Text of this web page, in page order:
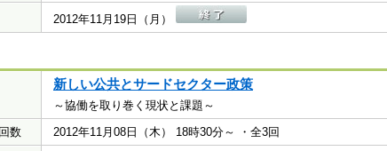
2012年11月19日（月）
新しい公共とサードセクター政策
～協働を取り巻く現状と課題～
数
2012年11月08日（木） 18時30分～ ・全3回